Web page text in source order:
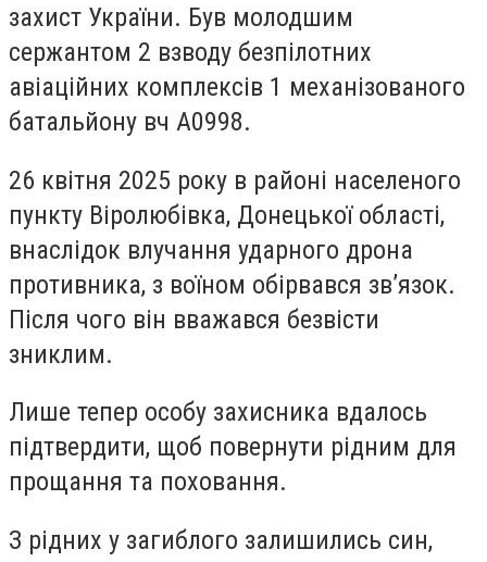
захист України. Був молодшим
сержантом 2 взводу безпілотних
авіаційних комплексів 1 механізованого
батальйону вч А0998.
26 квітня 2025 року в районі населеного
пункту Віролюбівка, Донецької області,
внаслідок влучання ударного дрона
противника, з воїном обірвався зв’язок.
Після чого він вважався безвісти
зниклим.
Лише тепер особу захисника вдалось
підтвердити, щоб повернути рідним для
прощання та поховання.
З рідних у загиблого залишились син,